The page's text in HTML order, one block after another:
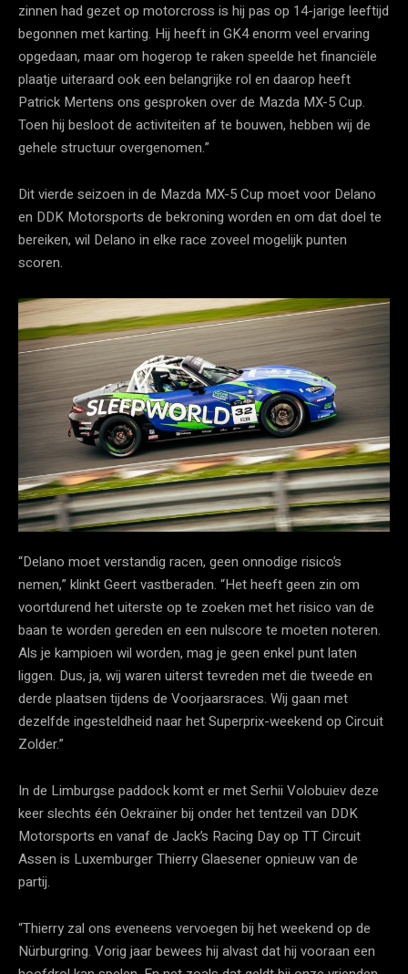
zinnen had gezet op motorcross is hij pas op 14-jarige leeftijd
begonnen met karting. Hij heeft in GK4 enorm veel ervaring
opgedaan, maar om hogerop te raken speelde het financiële
plaatje uiteraard ook een belangrijke rol en daarop heeft
Patrick Mertens ons gesproken over de Mazda MX-5 Cup.
Toen hij besloot de activiteiten af te bouwen, hebben wij de
gehele structuur overgenomen.”
Dit vierde seizoen in de Mazda MX-5 Cup moet voor Delano
en DDK Motorsports de bekroning worden en om dat doel te
bereiken, wil Delano in elke race zoveel mogelijk punten
scoren.
“Delano moet verstandig racen, geen onnodige risico’s
nemen,” klinkt Geert vastberaden. “Het heeft geen zin om
voortdurend het uiterste op te zoeken met het risico van de
baan te worden gereden en een nulscore te moeten noteren.
Als je kampioen wil worden, mag je geen enkel punt laten
liggen. Dus, ja, wij waren uiterst tevreden met die tweede en
derde plaatsen tijdens de Voorjaarsraces. Wij gaan met
dezelfde ingesteldheid naar het Superprix-weekend op Circuit
Zolder.”
In de Limburgse paddock komt er met Serhii Volobuiev deze
keer slechts één Oekraïner bij onder het tentzeil van DDK
Motorsports en vanaf de Jack’s Racing Day op TT Circuit
Assen is Luxemburger Thierry Glaesener opnieuw van de
partij.
“Thierry zal ons eveneens vervoegen bij het weekend op de
Nürburgring. Vorig jaar bewees hij alvast dat hij vooraan een